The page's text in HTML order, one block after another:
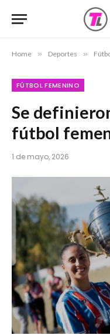
Home » Deportes »
FÚTBOL FEMENINO
Se
fútbol
1 de mayo, 2026